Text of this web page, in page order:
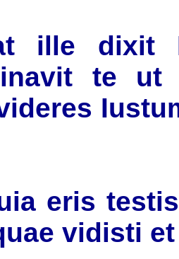
ille dixit
te ut
eris
vidisti